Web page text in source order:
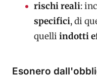
rischi reali:
specifici, di
quelli indotti
Esonero